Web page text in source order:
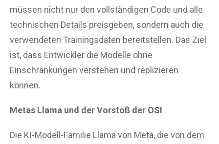
müssen nicht nur den vollständigen Code und alle
technischen Details preisgeben, sondern auch die
verwendeten Trainingsdaten bereitstellen. Das Ziel
ist, dass Entwickler die Modelle ohne
Einschränkungen verstehen und replizieren
können.
Metas Llama und der Vorstoß der OSI
Die KI-Modell-Familie Llama von Meta, die von dem